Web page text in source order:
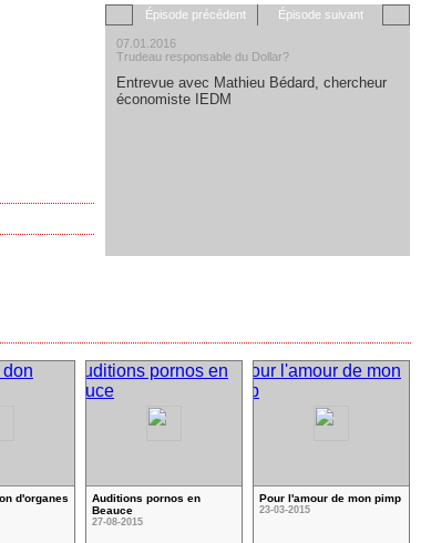
Épisode précédent Épisode suivant
07.01.2016
Trudeau responsable du Dollar?
Entrevue avec Mathieu Bédard, chercheur
économiste IEDM
d'organes
Auditions pornos en
Beauce
27-08-2015
Pour l'amour de mon pimp
23-03-2015